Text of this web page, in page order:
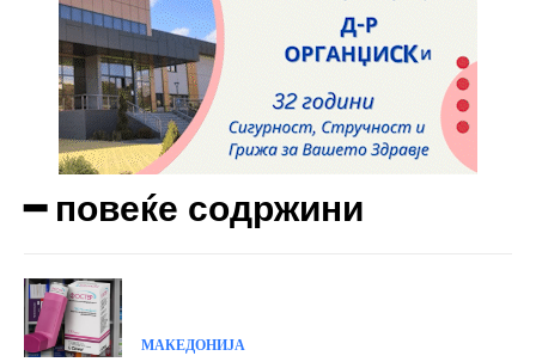
━ повеќе содржини
МАКЕДОНИЈА